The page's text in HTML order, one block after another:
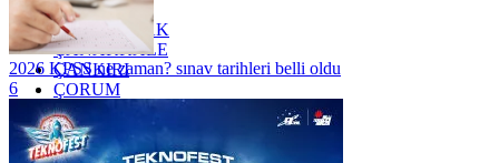
YOZGAT
ZONGULDAK
ÇANAKKALE
ÇANKIRI
ÇORUM
İSTANBUL
İZMİR
ŞANLIURFA
2026 KPSS ne zaman? sınav tarihleri belli oldu
6